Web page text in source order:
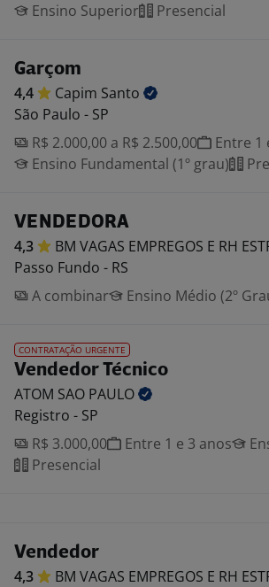
Ensino Superior
Presencial
Garçom
4,4 Capim Santo
São Paulo - SP
R$ 2.000,00 a R$ 2.500,00
Entre 1
Ensino Fundamental (1º grau)
VENDEDORA
4,3 BM VAGAS EMPREGOS E RH
Passo Fundo - RS
A combinar
Ensino Médio (2º
CONTRATAÇÃO URGENTE
Vendedor Técnico
ATOM SAO PAULO
Registro - SP
R$ 3.000,00
Entre 1 e 3 anos
Presencial
Vendedor
4,3 BM VAGAS EMPREGOS E RH